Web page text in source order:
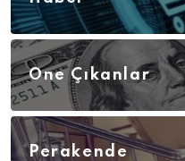
Öne Çıkanlar
Perakende